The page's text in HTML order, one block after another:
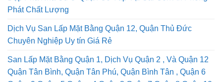
Dịch Vụ San Lấp Mặt Bằng Quận 12, Quận Thủ Đức
Chuyên Nghiệp Uy tín Giá Rẻ
San Lấp Mặt Bằng Quận 1, Dịch Vụ Quận 2 , Và Quận 12
Quận Tân Bình, Quận Tân Phú, Quận Bình Tân , Quận 6
Quận, 9 Quận, 5 Quận , 4 Quận 3 Quận 7 Quận 8 Quận 10,